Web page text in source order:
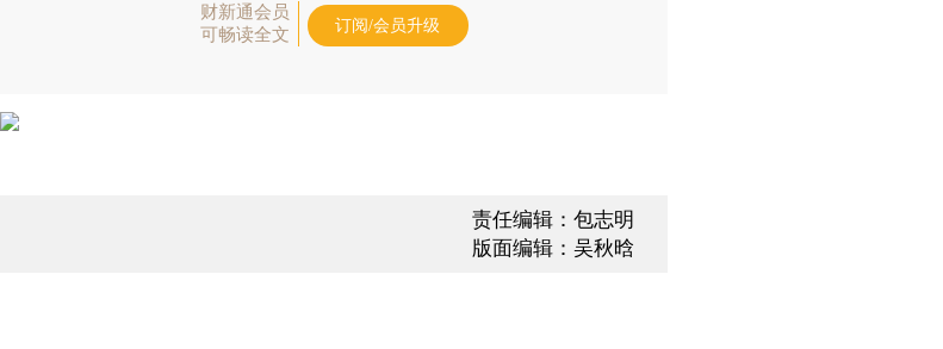
财新通会员
可畅读全文
订阅/会员升级
责任编辑：包志明
版面编辑：吴秋晗